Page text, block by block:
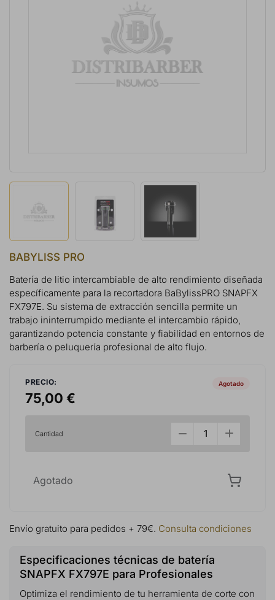
BABYLISS PRO
Batería de litio intercambiable de alto rendimiento diseñada
específicamente para la recortadora BaBylissPRO SNAPFX
FX797E. Su sistema de extracción sencilla permite un
trabajo ininterrumpido mediante el intercambio rápido,
garantizando potencia constante y fiabilidad en entornos de
barbería o peluquería profesional de alto flujo.
PRECIO:
75,00 €
Agotado
Cantidad
Agotado
Envío gratuito para pedidos + 79€. Consulta condiciones
Especificaciones técnicas de batería
SNAPFX FX797E para Profesionales
Optimiza el rendimiento de tu herramienta de corte con